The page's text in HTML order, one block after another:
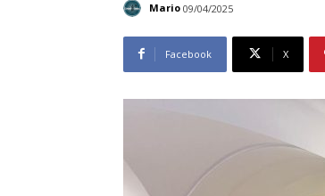
Mario 09/04/2025
Facebook X